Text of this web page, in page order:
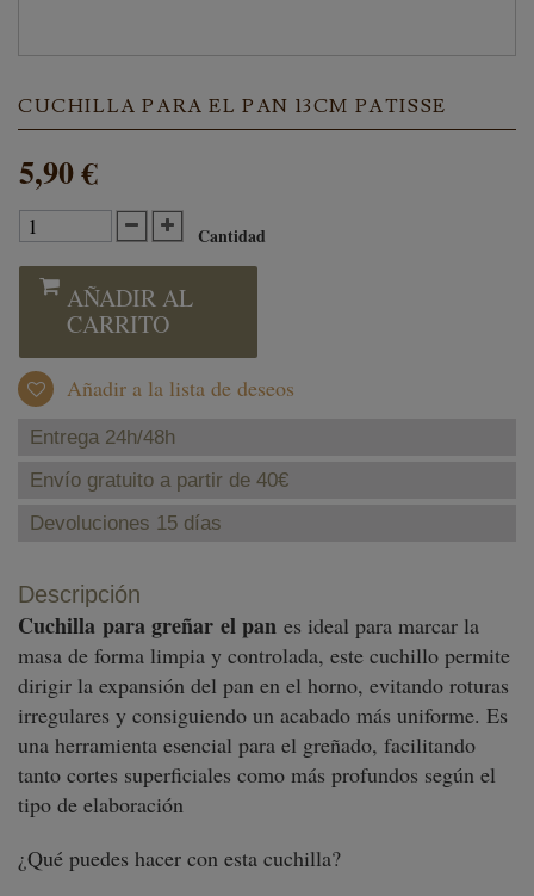
CUCHILLA PARA EL PAN 13CM PATISSE
5,90 €
Cantidad
AÑADIR AL
CARRITO
Añadir a la lista de deseos
Entrega 24h/48h
Envío gratuito a partir de 40€
Devoluciones 15 días
Descripción
Cuchilla para greñar el pan es ideal para marcar la
masa de forma limpia y controlada, este cuchillo permite
dirigir la expansión del pan en el horno, evitando roturas
irregulares y consiguiendo un acabado más uniforme. Es
una herramienta esencial para el greñado, facilitando
tanto cortes superficiales como más profundos según el
tipo de elaboración
¿Qué puedes hacer con esta cuchilla?